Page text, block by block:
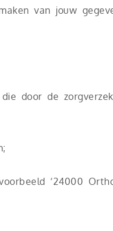
van jouw
door de
‘24000